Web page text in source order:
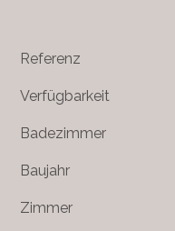
Referenz
Verfügbarkeit
Badezimmer
Baujahr
Zimmer